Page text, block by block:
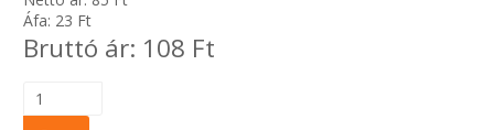
TÖMLŐBILINCS
LEÉRTÉKELT-MARADÉK ANYAGOK
Áfa: 23 Ft
Bruttó ár: 108 Ft